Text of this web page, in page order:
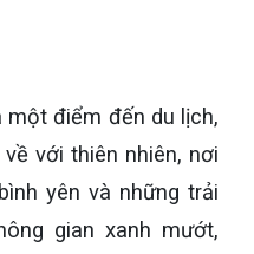
một điểm đến du lịch,
với thiên nhiên, nơi
yên và những trải
gian xanh mướt,